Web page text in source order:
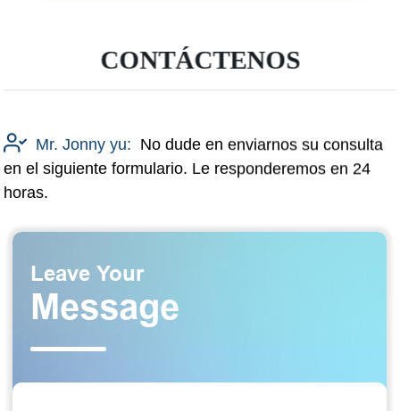
CONTÁCTENOS
Mr. Jonny yu: No dude en enviarnos su consulta
en el siguiente formulario. Le responderemos en 24
horas.